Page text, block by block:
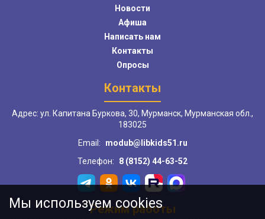
Новости
Афиша
Написать нам
Контакты
Опросы
Контакты
Адрес: ул. Капитана Буркова, 30, Мурманск, Мурманская обл.,
183025
Email:
modub@libkids51.ru
Телефон:
8 (8152) 44-63-52
Режим работы
Мы используем cookies